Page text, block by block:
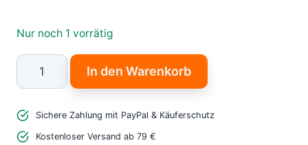
Nur noch 1 vorrätig
Infineon
Boot
XMC1100
Arduino
In den Warenkorb
Sichere Zahlung mit PayPal & Käuferschutz
Kostenloser Versand ab 79 €